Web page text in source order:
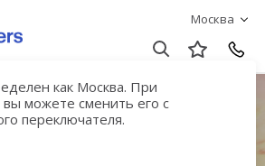
Москва
как Москва. При
можете сменить его с
переключателя.